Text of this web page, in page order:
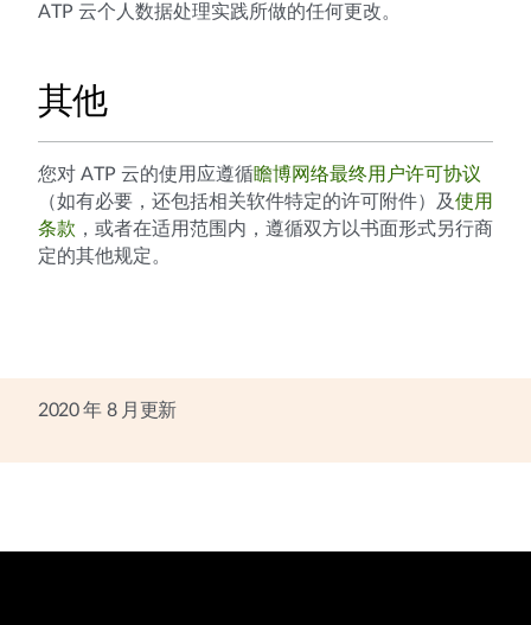
ATP 云个人数据处理实践所做的任何更改。
其他
您对 ATP 云的使用应遵循瞻博网络最终用户许可协议
（如有必要，还包括相关软件特定的许可附件）及使用
条款 ，或者在适用范围内，遵循双方以书面形式另行商
定的其他规定。
2020 年 8 月更新